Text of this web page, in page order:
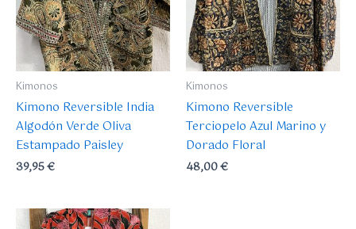
Kimonos
Kimono Reversible India
Algodón Verde Oliva
Estampado Paisley
39,95€
Kimonos
Kimono Reversible
Terciopelo Azul Marino y
Dorado Floral
48,00€